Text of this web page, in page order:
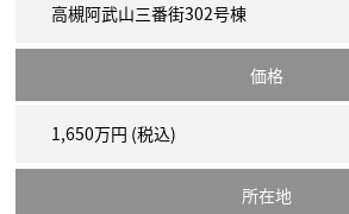
高槻阿武山三番街302号棟
価格
1,650万円 (税込)
所在地